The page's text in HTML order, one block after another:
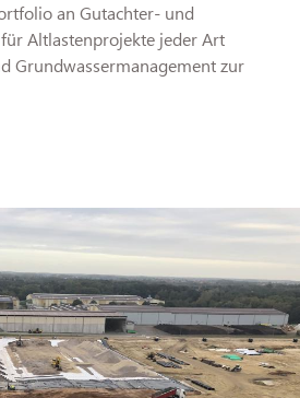
an Gutachter- und
Altlastenprojekte jeder Art
Grundwassermanagement zur